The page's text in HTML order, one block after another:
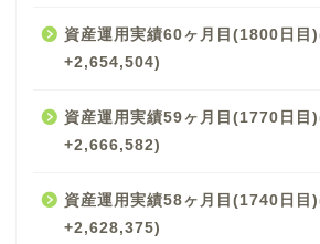
資産運用実績60ヶ月目(1800日目
+2,654,504)
資産運用実績59ヶ月目(1770日目
+2,666,582)
資産運用実績58ヶ月目(1740日目
+2,628,375)